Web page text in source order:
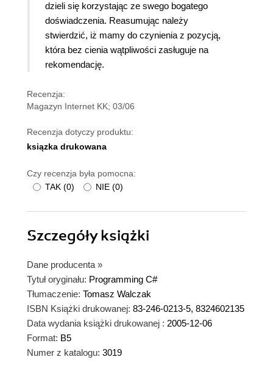
dzieli się korzystając ze swego bogatego
doświadczenia. Reasumując należy
stwierdzić, iż mamy do czynienia z pozycją,
która bez cienia wątpliwości zasługuje na
rekomendację.
Recenzja:
Magazyn Internet KK; 03/06
Recenzja dotyczy produktu:
ksiązka drukowana
Czy recenzja była pomocna:
TAK (0) NIE (0)
Szczegółyksiążki
Dane producenta »
Tytuł oryginału: Programming C#
Tłumaczenie: Tomasz Walczak
ISBN Książki drukowanej: 83-246-0213-5, 8324602135
Data wydania książki drukowanej : 2005-12-06
Format: B5
Numer z katalogu: 3019